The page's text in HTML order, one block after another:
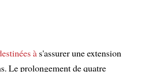
à s'assurer une extension
Le prolongement de quatre